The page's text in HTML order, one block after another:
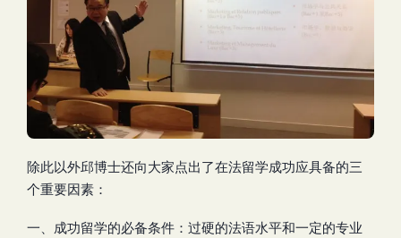
除此以外邱博士还向大家点出了在法留学成功应具备的三
个重要因素：
一、成功留学的必备条件：过硬的法语水平和一定的专业